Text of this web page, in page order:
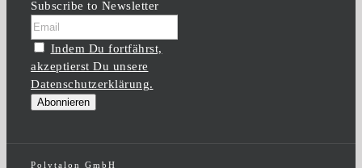
Subscribe to Newsletter
Indem Du fortfährst,
akzeptierst Du unsere
Datenschutzerklärung.
Polytalon GmbH